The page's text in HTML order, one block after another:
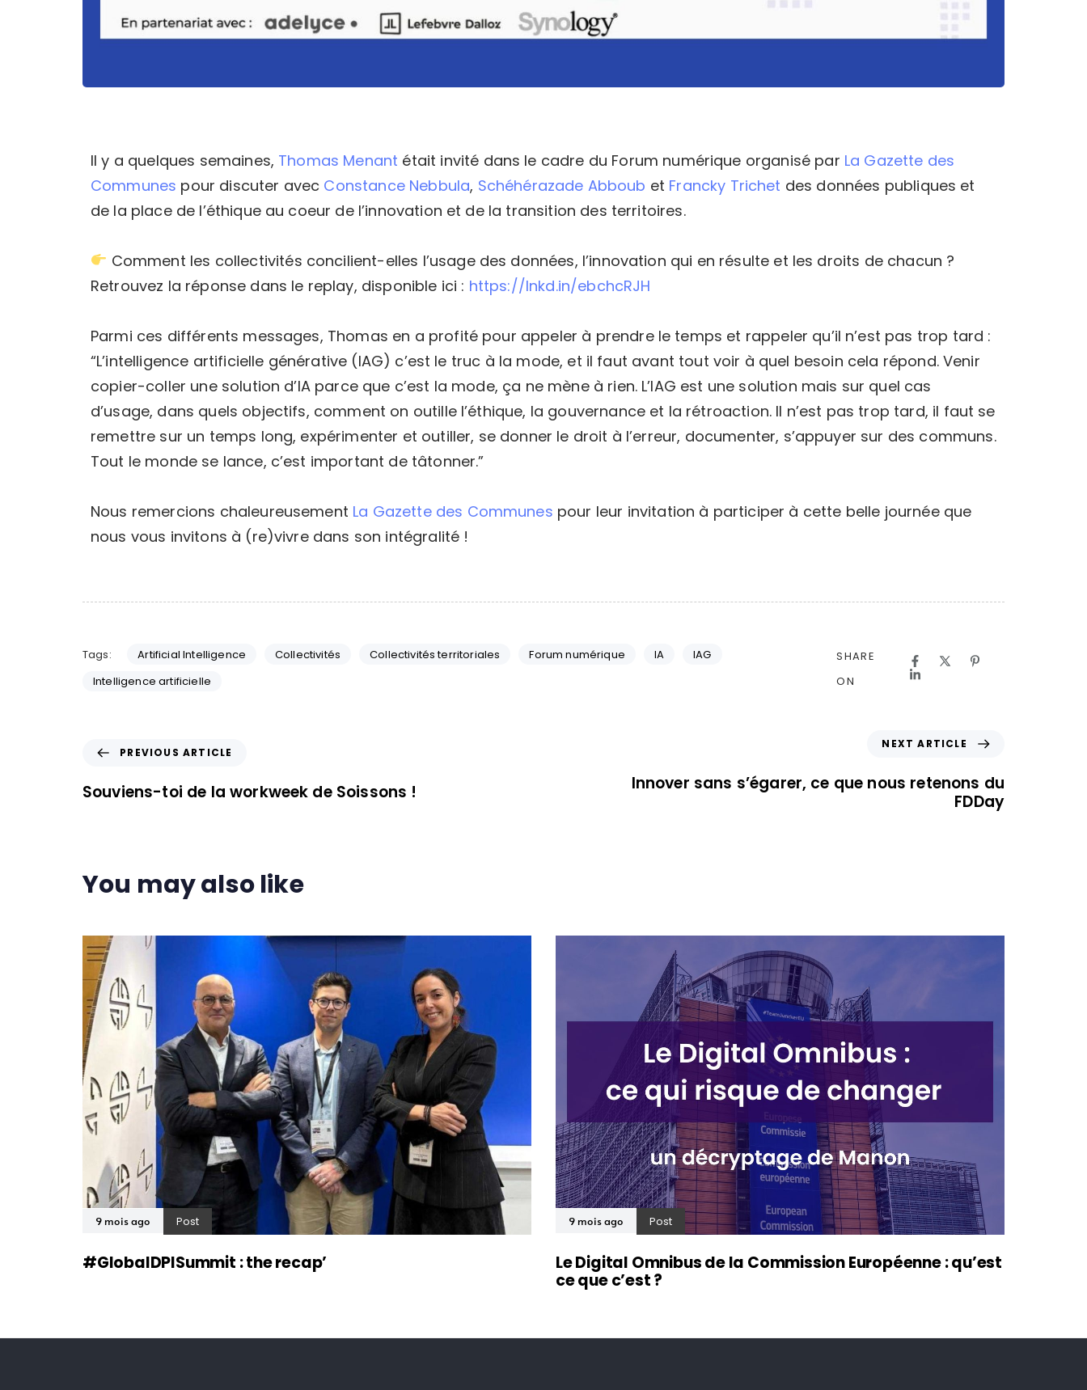
Il y a quelques semaines, Thomas Menant était invité dans le cadre du Forum numérique organisé par La Gazette des
Communes pour discuter avec Constance Nebbula, Schéhérazade Abboub et Francky Trichet des données publiques et
de la place de l’éthique au coeur de l’innovation et de la transition des territoires.
Comment les collectivités concilient-elles l’usage des données, l’innovation qui en résulte et les droits de chacun ?
Retrouvez la réponse dans le replay, disponible ici : https://lnkd.in/ebchcRJH
Parmi ces différents messages, Thomas en a profité pour appeler à prendre le temps et rappeler qu’il n’est pas trop tard :
“L’intelligence artificielle générative (IAG) c’est le truc à la mode, et il faut avant tout voir à quel besoin cela répond. Venir
copier-coller une solution d’IA parce que c’est la mode, ça ne mène à rien. L’IAG est une solution mais sur quel cas
d’usage, dans quels objectifs, comment on outille l’éthique, la gouvernance et la rétroaction. Il n’est pas trop tard, il faut se
remettre sur un temps long, expérimenter et outiller, se donner le droit à l’erreur, documenter, s’appuyer sur des communs.
Tout le monde se lance, c’est important de tâtonner.”
Nous remercions chaleureusement La Gazette des Communes pour leur invitation à participer à cette belle journée que
nous vous invitons à (re)vivre dans son intégralité !
Tags: Artificial Intelligence Collectivités Collectivités territoriales Forum numérique IA
IAG
Intelligence artificielle
SHARE
ON
PREVIOUS ARTICLE
Souviens-toi de la workweek de Soissons !
NEXT ARTICLE
Innover sans s’égarer, ce que nous retenons du
FDDay
You may also like
9 mois ago Post
#GlobalDPISummit : the recap’
9 mois ago Post
Le Digital Omnibus de la Commission Européenne : qu’est
ce que c’est ?